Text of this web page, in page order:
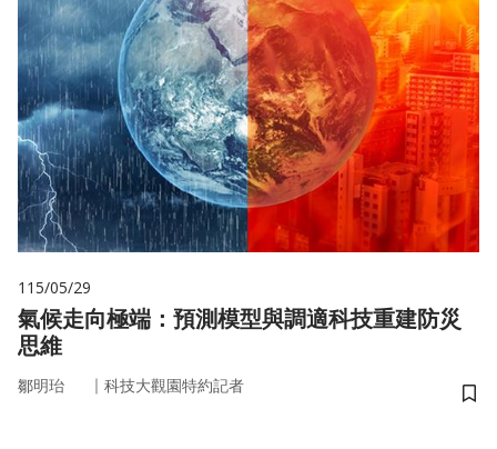
115/05/29
氣候走向極端：預測模型與調適科技重建防災
思維
鄒明珆 ｜ 科技大觀園特約記者
儲